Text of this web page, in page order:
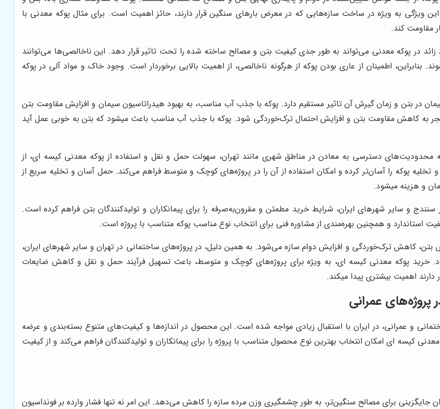
ویژگی به ویژه در ساخت سازه‌هایی که در معرض بارهای سنگین قرار دارند، حائز اهمیت است. برای مثال پوکه معدنی با
مقاومت کند.
در پوکه معدنی می‌تواند به طور جدی کیفیت بتن و مصالح ساخته شده را تحت تاثیر قرار دهد. این ناخالصی‌ها می‌توانند
اطمینان از عاری بودن پوکه از هرگونه ناخالصی، از اهمیت بالایی برخوردار است. وجود خاک و مواد آلی در پوکه
در بتن و زمان گیرش آن تاثیر مستقیم دارد. پوکه با جذب آب مناسب، به بهبود هیدراتاسیون سیمان و افزایش مقاومت بتن
به کاهش مقاومت بتن و افزایش احتمال ترک‌خوردگی شود. پوکه با جذب آب مناسب باعث میشود که بتن به خوبی عمل آید
محدودیت‌های دسترسی به معادن در مناطق شهری مانند تهران، سهولت حمل و نقل و استفاده از پوکه معدنی کیسه ای، از
پوکه را آسان‌تر کرده و امکان استفاده از آن را در پروژه‌های کوچک و متوسط فراهم می‌کند. حمل آسان و تخلیه سریع از
و هزینه میشود.
سنندج و سایر شهرهای ایران، شرایط خرید مطمئن و مقرون‌به‌صرفه را برای پیمانکاران و تولیدکنندگان بتن فراهم کرده است.
استاندارد و همچنین بهره‌مندی از مشاوره فنی برای انتخاب نوع مناسب پوکه متناسب با پروژه است.
کاهش ترک‌خوردگی و افزایش دوام سازه می‌شود. به همین دلیل، در پروژه‌های ساختمانی در تهران و سایر شهرهای ایران،
پوکه معدنی کیسه ای، به ویژه برای پروژه‌های کوچک و متوسط، باعث تسهیل فرآیند حمل و نقل و کاهش ضایعات
دارند اهمیت بیشتری پیدا میکند.
پروژه‌های عمرانی
و عمرانی، در ایران با استقبال زیادی مواجه شده است. این محصول در اندازه‌ها و کیفیت‌های متنوع بسته‌بندی و عرضه
کیسه ای امکان انتخاب بهترین نوع محصول متناسب با پروژه را برای پیمانکاران و تولیدکنندگان فراهم می‌کند و از کیفیت
جایگزینی برای مصالح سنگین‌تر، به طور چشمگیری وزن مرده سازه را کاهش می‌دهد. این امر نه تنها فشار وارده بر فونداسیون